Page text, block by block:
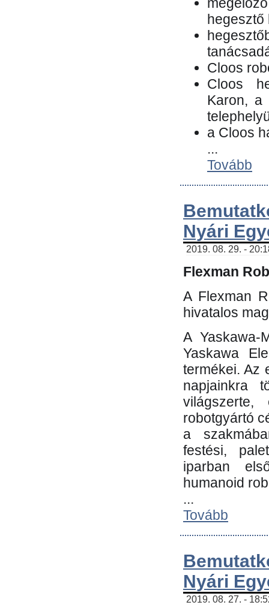
hegesztő
Cloos
Cloos
Karon, a
a Cloos
...
Tovább
Nyári
2019. 08. 29. -
Flexman
A Flexman
hivatalos
A Yaskawa-
Yaskawa
termékei. Az
napjainkra
robotgyártó
a
festési,
iparban
humanoid
...
Tovább
Nyári
2019. 08. 27. -